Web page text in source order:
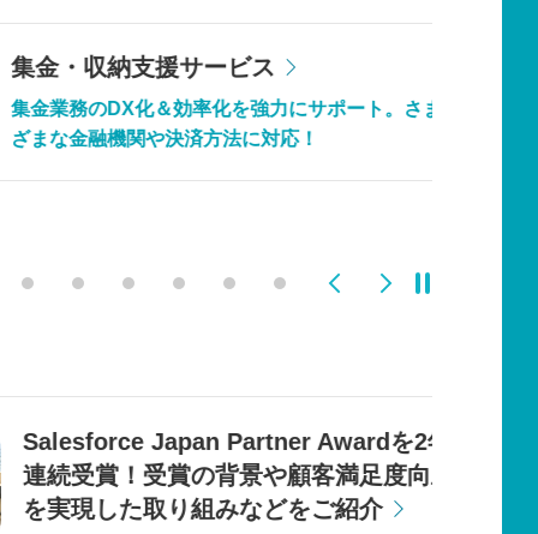
で改革推進。ビジネスプロセス
アグレックスと共創
集金・収納支援サービス
集金業務のDX化＆効率化を強力にサポート。さま
ざまな金融機関や決済方法に対応！
Previous
Salesforce Japan Partner Awardを2年
連続受賞！受賞の背景や顧客満足度向上
を実現した取り組みなどをご紹介